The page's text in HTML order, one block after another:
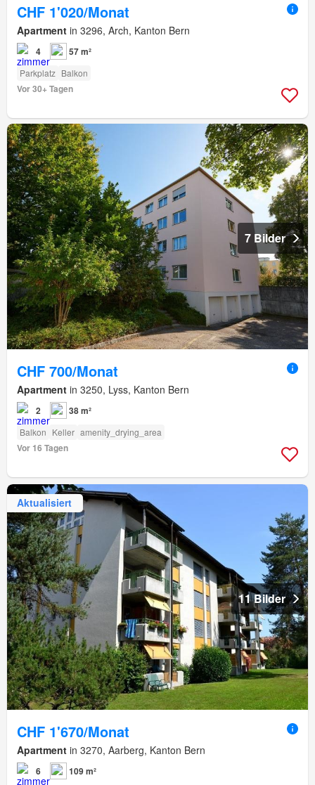
CHF 1'020/Monat
Apartment in 3296, Arch, Kanton Bern
4 57 m²
Parkplatz Balkon
Vor 30+ Tagen
7 Bilder
CHF 700/Monat
Apartment in 3250, Lyss, Kanton Bern
2 38 m²
Balkon Keller amenity_drying_area
Vor 16 Tagen
Aktualisiert
11 Bilder
CHF 1'670/Monat
Apartment in 3270, Aarberg, Kanton Bern
6 109 m²